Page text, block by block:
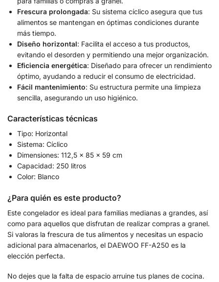
Frescura prolongada: Su sistema cíclico asegura que tus
alimentos se mantengan en óptimas condiciones durante
más tiempo.
Diseño horizontal: Facilita el acceso a tus productos,
evitando el desorden y permitiendo una mejor organización.
Eficiencia energética: Diseñado para ofrecer un rendimiento
óptimo, ayudando a reducir el consumo de electricidad.
Fácil mantenimiento: Su estructura permite una limpieza
sencilla, asegurando un uso higiénico.
Características técnicas
Tipo: Horizontal
Sistema: Cíclico
Dimensiones: 112,5 x 85 x 59 cm
Capacidad: 250 litros
Color: Blanco
¿Para quién es este producto?
Este congelador es ideal para familias medianas a grandes, así
como para aquellos que disfrutan de realizar compras a granel.
Si valoras la frescura de tus alimentos y necesitas un espacio
adicional para almacenarlos, el DAEWOO FF-A250 es la
elección perfecta.
No dejes que la falta de espacio arruine tus planes de cocina.